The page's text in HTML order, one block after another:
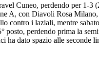
Cuneo, perdendo per 1-
A, con Diavoli Rosa
contro i laziali, mentre
perdendo prima la
ha dato spazio alle seconde